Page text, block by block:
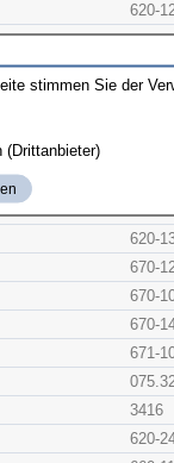
620-
620-
620-
620-
620-
670-
670-
670-
671-
3416
620-
stimmen Sie der
(Drittanbieter)